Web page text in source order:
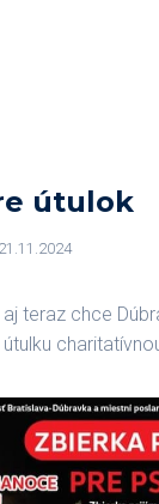
útulok
21.11.2024
teraz chce